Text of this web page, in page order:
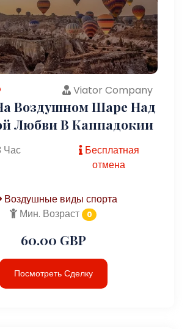
Viator Company
Воздушном Шаре Над
Любви В Каппадокии
Час
Бесплатная
отмена
Воздушные виды спорта
Мин. Возраст
0
60.00 GBP
Посмотреть Сделку